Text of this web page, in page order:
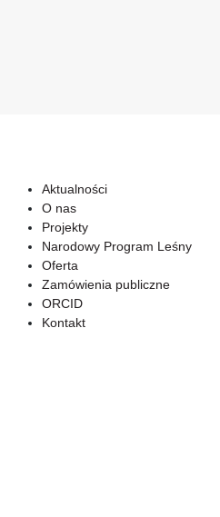
Aktualności
O nas
Projekty
Narodowy Program Leśny
Oferta
Zamówienia publiczne
ORCID
Kontakt